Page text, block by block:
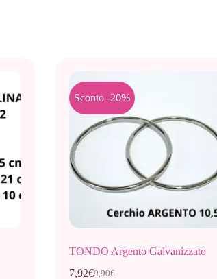
Sconto -20%
TONDO Argento Galvanizzato
9,90€
7,92€